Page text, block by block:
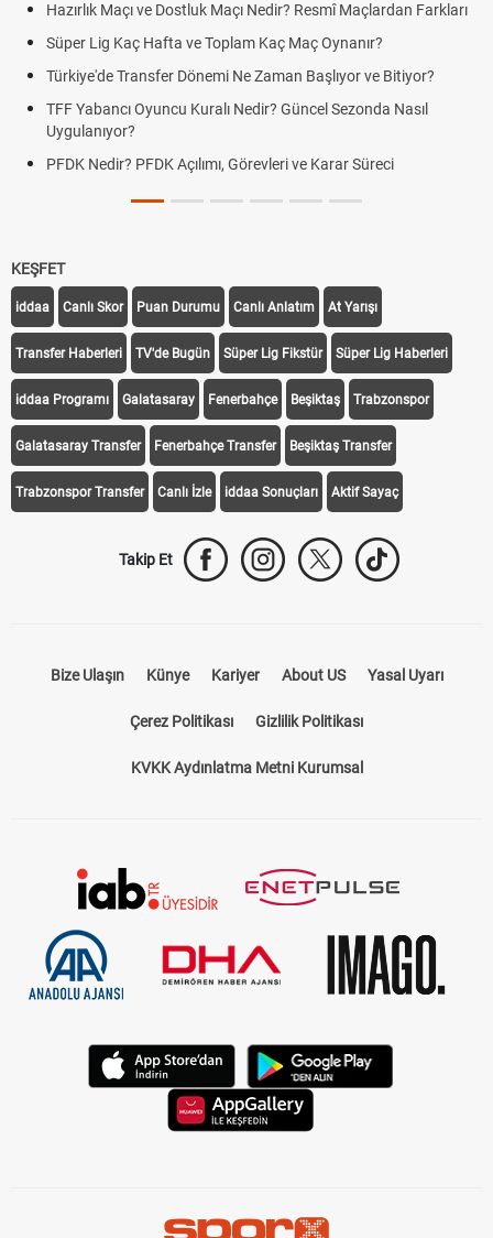
Hazırlık Maçı ve Dostluk Maçı Nedir? Resmî Maçlardan Farkları
Süper Lig Kaç Hafta ve Toplam Kaç Maç Oynanır?
Türkiye'de Transfer Dönemi Ne Zaman Başlıyor ve Bitiyor?
TFF Yabancı Oyuncu Kuralı Nedir? Güncel Sezonda Nasıl
Uygulanıyor?
PFDK Nedir? PFDK Açılımı, Görevleri ve Karar Süreci
KEŞFET
iddaa Canlı Skor Puan Durumu Canlı Anlatım At Yarışı
Transfer Haberleri TV'de Bugün Süper Lig Fikstür Süper Lig Haberleri
iddaa Programı Galatasaray Fenerbahçe Beşiktaş Trabzonspor
Galatasaray Transfer Fenerbahçe Transfer Beşiktaş Transfer
Trabzonspor Transfer Canlı İzle iddaa Sonuçları Aktif Sayaç
Takip Et
Bize Ulaşın Künye Kariyer About US Yasal Uyarı
Çerez Politikası Gizlilik Politikası
KVKK Aydınlatma Metni Kurumsal